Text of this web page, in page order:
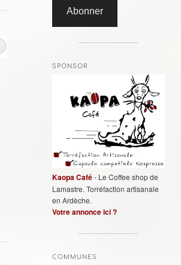
Abonner
SPONSOR
Kaopa Café- Le Coffee shop de
Lamastre. Torréfaction artisanale
en Ardèche.
Votre annonce ici ?
COMMUNES